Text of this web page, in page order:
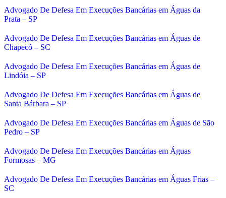
Advogado De Defesa Em Execuções Bancárias em Águas da
Prata – SP
Advogado De Defesa Em Execuções Bancárias em Águas de
Chapecó – SC
Advogado De Defesa Em Execuções Bancárias em Águas de
Lindóia – SP
Advogado De Defesa Em Execuções Bancárias em Águas de
Santa Bárbara – SP
Advogado De Defesa Em Execuções Bancárias em Águas de São
Pedro – SP
Advogado De Defesa Em Execuções Bancárias em Águas
Formosas – MG
Advogado De Defesa Em Execuções Bancárias em Águas Frias –
SC